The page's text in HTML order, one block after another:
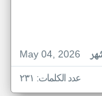
May 04, 2026
عدد الكلمات: ٢٣١